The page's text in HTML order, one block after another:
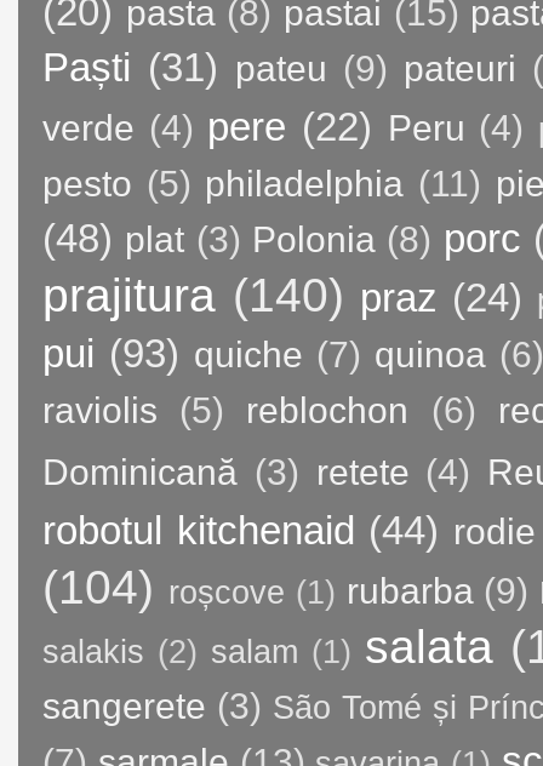
(20) pasta (8) pastai (15)
Paști (31) pateu (9) pateuri
verde (4) pere (22) Peru (4)
pesto (5) philadelphia (11)
(48) plat (3) Polonia (8) porc
prajitura (140) praz (24)
pui (93) quiche (7) quinoa
raviolis
(5) reblochon (6)
Dominicană (3) retete (4)
robotul kitchenaid (44) rodie
(104) roșcove (1) rubarba (9)
salakis (2) salam (1) salata
sangerete (3) São Tomé și